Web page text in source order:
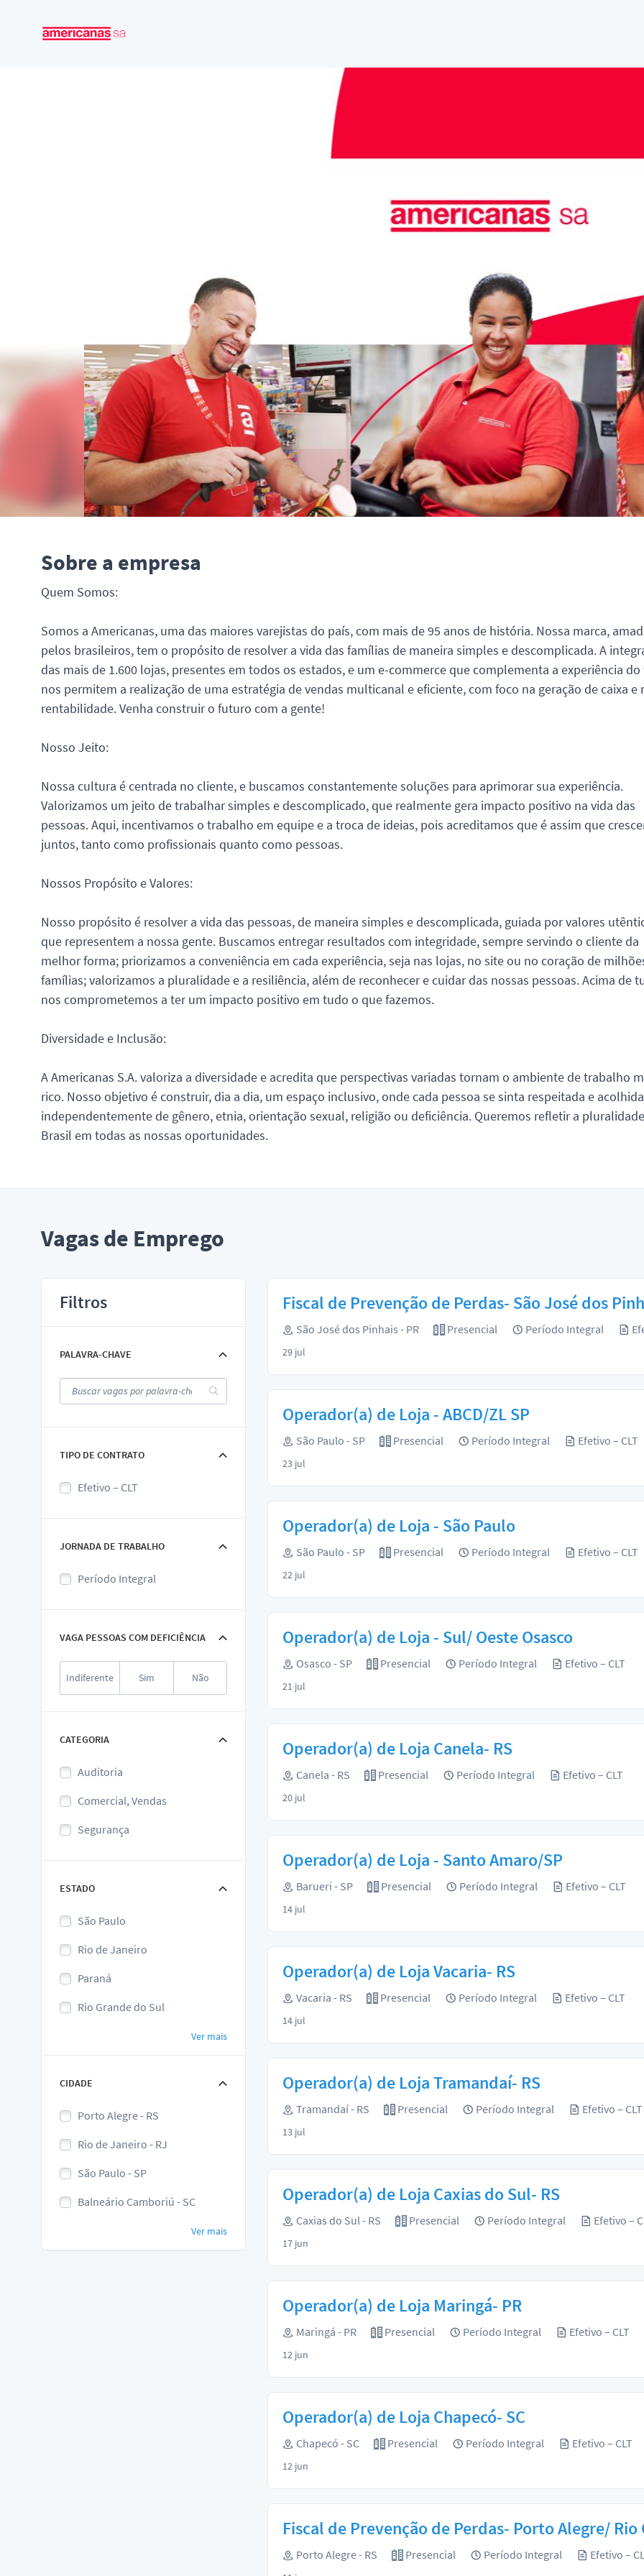
Sobre a empresa
Quem Somos:
Somos a Americanas, uma das maiores varejistas do país, com mais de 95 anos de história. Nossa marca,
pelos brasileiros, tem o propósito de resolver a vida das famílias de maneira simples e descomplicada. A
das mais de 1.600 lojas, presentes em todos os estados, e um e-commerce que complementa a experiência do
nos permitem a realização de uma estratégia de vendas multicanal e eficiente, com foco na geração de caixa e
rentabilidade. Venha construir o futuro com a gente!
Nosso Jeito:
Nossa cultura é centrada no cliente, e buscamos constantemente soluções para aprimorar sua experiência.
Valorizamos um jeito de trabalhar simples e descomplicado, que realmente gera impacto positivo na vida das
pessoas. Aqui, incentivamos o trabalho em equipe e a troca de ideias, pois acreditamos que é assim que
juntos, tanto como profissionais quanto como pessoas.
Nossos Propósito e Valores:
Nosso propósito é resolver a vida das pessoas, de maneira simples e descomplicada, guiada por valores
que representem a nossa gente. Buscamos entregar resultados com integridade, sempre servindo o cliente da
melhor forma; priorizamos a conveniência em cada experiência, seja nas lojas, no site ou no coração de
famílias; valorizamos a pluralidade e a resiliência, além de reconhecer e cuidar das nossas pessoas. Acima de
nos comprometemos a ter um impacto positivo em tudo o que fazemos.
Diversidade e Inclusão:
A Americanas S.A. valoriza a diversidade e acredita que perspectivas variadas tornam o ambiente de trabalho
rico. Nosso objetivo é construir, dia a dia, um espaço inclusivo, onde cada pessoa se sinta respeitada e
independentemente de gênero, etnia, orientação sexual, religião ou deficiência. Queremos refletir a
Brasil em todas as nossas oportunidades.
Vagas de Emprego
Filtros
PALAVRA-CHAVE
TIPO DE CONTRATO
Efetivo – CLT
JORNADA DE TRABALHO
Período Integral
VAGA PESSOAS COM DEFICIÊNCIA
Indiferente Sim Não
CATEGORIA
Auditoria
Comercial, Vendas
Segurança
ESTADO
São Paulo
Rio de Janeiro
Paraná
Rio Grande do Sul
Ver mais
CIDADE
Porto Alegre - RS
Rio de Janeiro - RJ
São Paulo - SP
Balneário Camboriú - SC
Ver mais
Fiscal de Prevenção de Perdas- São José dos
São José dos Pinhais - PR Presencial Período Integral
29 jul
Operador(a) de Loja - ABCD/ZL SP
São Paulo - SP Presencial Período Integral Efetivo – CLT
23 jul
Operador(a) de Loja - São Paulo
São Paulo - SP Presencial Período Integral Efetivo – CLT
22 jul
Operador(a) de Loja - Sul/ Oeste Osasco
Osasco - SP Presencial Período Integral Efetivo – CLT
21 jul
Operador(a) de Loja Canela- RS
Canela - RS Presencial Período Integral Efetivo – CLT
20 jul
Operador(a) de Loja - Santo Amaro/SP
Barueri - SP Presencial Período Integral Efetivo – CLT
14 jul
Operador(a) de Loja Vacaria- RS
Vacaria - RS Presencial Período Integral Efetivo – CLT
14 jul
Operador(a) de Loja Tramandaí- RS
Tramandaí - RS Presencial Período Integral Efetivo – CLT
13 jul
Operador(a) de Loja Caxias do Sul- RS
Caxias do Sul - RS Presencial Período Integral Efetivo –
17 jun
Operador(a) de Loja Maringá- PR
Maringá - PR Presencial Período Integral Efetivo – CLT
12 jun
Operador(a) de Loja Chapecó- SC
Chapecó - SC Presencial Período Integral Efetivo – CLT
12 jun
Fiscal de Prevenção de Perdas- Porto Alegre/ Rio
Porto Alegre - RS Presencial Período Integral Efetivo –